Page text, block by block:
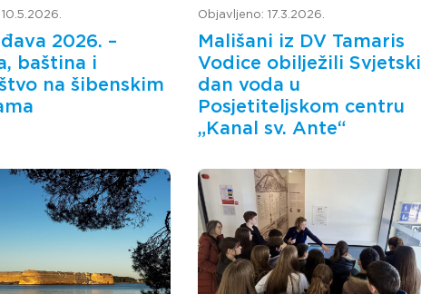
2026. –
baština i
na šibenskim
Objavljeno: 17.3.2026.
Mališani iz DV Tamaris
Vodice obilježili Svjetski
dan voda u
Posjetiteljskom centru
„Kanal sv. Ante“